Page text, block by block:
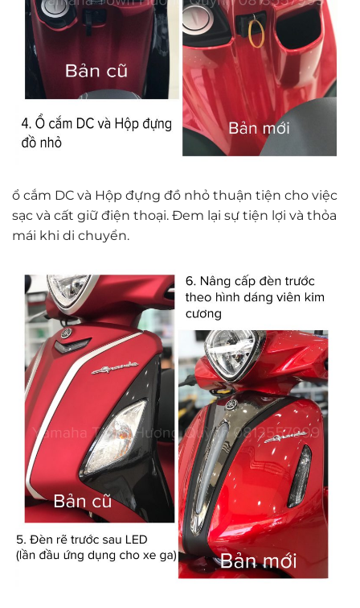
ổ cắm DC và Hộp đựng đồ nhỏ thuận tiện cho việc
sạc và cất giữ điện thoại. Đem lại sự tiện lợi và thỏa
mái khi di chuyển.